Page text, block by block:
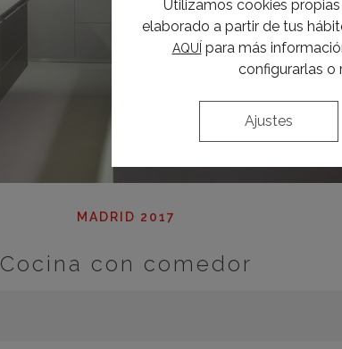
MADRID 2017
Cocina con comedor
Utilizamos cookies
elaborado a partir de tus
AQUÍ para más
configurarlas o
Ajustes